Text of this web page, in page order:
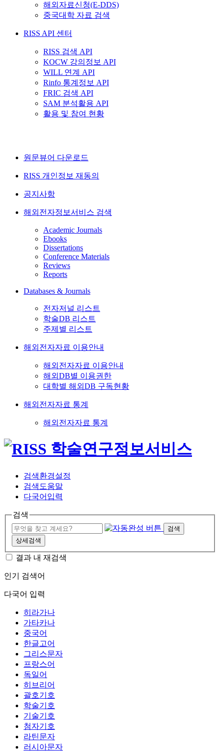
해외자료신청(E-DDS)
중국대학 자료 검색
RISS API 센터
RISS 검색 API
KOCW 강의정보 API
WILL 연계 API
Rinfo 통계정보 API
FRIC 검색 API
SAM 분석활용 API
활용 및 참여 현황
원문뷰어 다운로드
RISS 개인정보 재동의
공지사항
해외전자정보서비스 검색
Academic Journals
Ebooks
Dissertations
Conference Materials
Reviews
Reports
Databases & Journals
전자저널 리스트
학술DB 리스트
주제별 리스트
해외전자자료 이용안내
해외전자자료 이용안내
해외DB별 이용권한
대학별 해외DB 구독현황
해외전자자료 통계
해외전자자료 통계
검색환경설정
검색도움말
다국어입력
검색
검색
상세검색
결과 내 재검색
인기 검색어
다국어 입력
히라가나
가타카나
중국어
한글고어
그리스문자
프랑스어
독일어
히브리어
괄호기호
학술기호
기술기호
첨자기호
라틴문자
러시아문자